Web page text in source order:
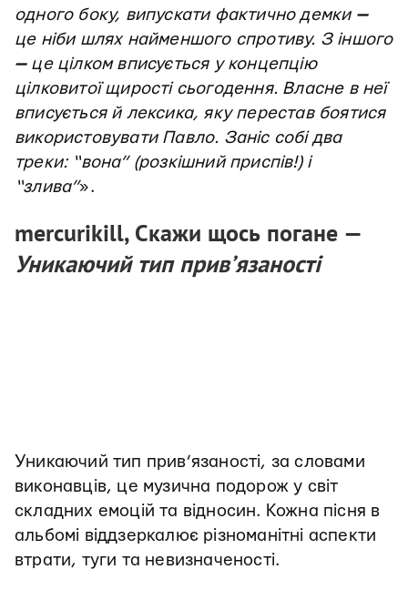
одного боку, випускати фактично демки —
це ніби шлях найменшого спротиву. З іншого
—це цілком вписується у концепцію
цілковитої щирості сьогодення. Власне в неї
вписується й лексика, яку перестав боятися
використовувати Павло. Заніс собі два
треки: “вона” (розкішний приспів!) і
“злива”».
mercurikill, Скажи щось погане —
Уникаючий тип прив’язаності
Уникаючий тип прив’язаності, за словами
виконавців, це музична подорож у світ
складних емоцій та відносин. Кожна пісня в
альбомі віддзеркалює різноманітні аспекти
втрати, туги та невизначеності.